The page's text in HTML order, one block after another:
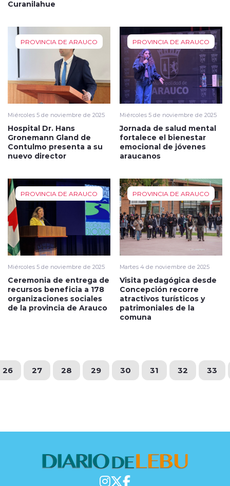
Curanilahue
PROVINCIA DE ARAUCO
Miércoles 5 de noviembre de 2025
Hospital Dr. Hans
Gronemann Gland de
Contulmo presenta a su
nuevo director
PROVINCIA DE ARAUCO
Miércoles 5 de noviembre de 2025
Jornada de salud mental
fortalece el bienestar
emocional de jóvenes
araucanos
PROVINCIA DE ARAUCO
Miércoles 5 de noviembre de 2025
Ceremonia de entrega de
recursos beneficia a 178
organizaciones sociales
de la provincia de Arauco
PROVINCIA DE ARAUCO
Martes 4 de noviembre de 2025
Visita pedagógica desde
Concepción recorre
atractivos turísticos y
patrimoniales de la
comuna
26 27 28 29 30 31 32 33